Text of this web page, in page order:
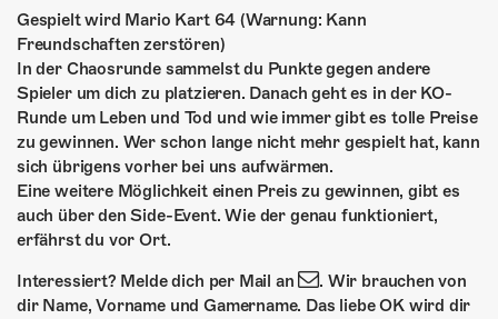
MITMACHEN
Gespielt wird Mario Kart 64 (Warnung: Kann
Freundschaften zerstören)
In der Chaosrunde sammelst du Punkte gegen andere
Spieler um dich zu platzieren. Danach geht es in der KO-
Runde um Leben und Tod und wie immer gibt es tolle Preise
zu gewinnen. Wer schon lange nicht mehr gespielt hat, kann
sich übrigens vorher bei uns aufwärmen.
Eine weitere Möglichkeit einen Preis zu gewinnen, gibt es
auch über den Side-Event. Wie der genau funktioniert,
erfährst du vor Ort.
Interessiert? Melde dich per Mail an
. Wir brauchen von
dir Name, Vorname und Gamername. Das liebe OK wird dir